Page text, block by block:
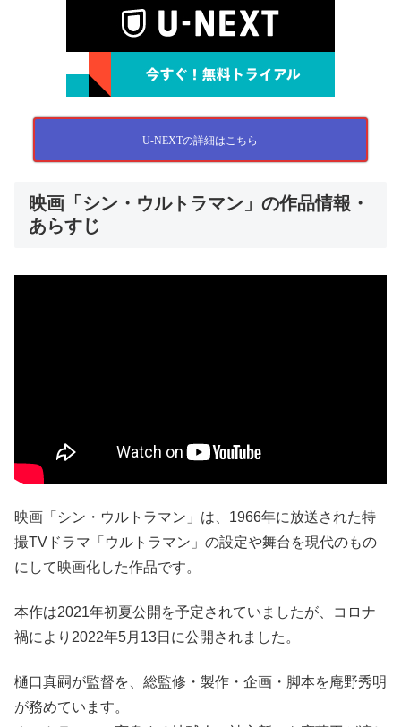
U-NEXTの詳細はこちら
映画「シン・ウルトラマン」の作品情報・
あらすじ
映画「シン・ウルトラマン」は、1966年に放送された特
撮TVドラマ「ウルトラマン」の設定や舞台を現代のもの
にして映画化した作品です。
本作は2021年初夏公開を予定されていましたが、コロナ
禍により2022年5月13日に公開されました。
樋口真嗣が監督を、総監修・製作・企画・脚本を庵野秀明
が務めています。